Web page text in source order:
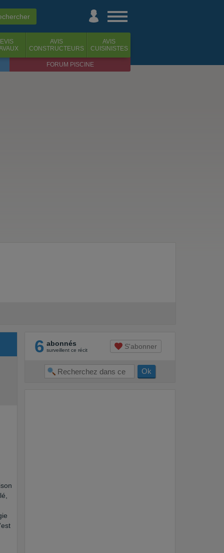
AVIS
CONSTRUCTEURS
AVIS
CUISINISTES
FORUM PISCINE
6 abonnés
surveillent ce récit S'abonner